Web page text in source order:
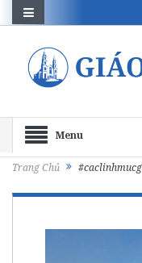
Menu
Trang Chủ